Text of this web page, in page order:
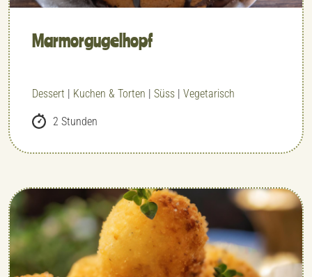
Marmor­gugelhopf
Dessert | Kuchen & Torten | Süss | Vegetarisch
2 Stunden